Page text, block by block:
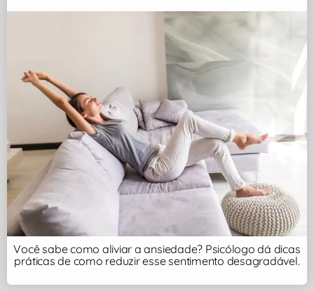
Você sabe como aliviar a ansiedade? Psicólogo dá dicas
práticas de como reduzir esse sentimento desagradável.